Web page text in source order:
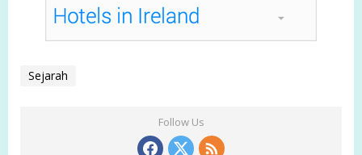
Sejarah
Follow Us